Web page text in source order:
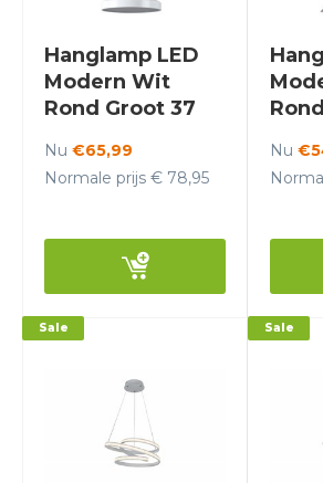
Hanglamp LED
Modern Wit
Rond Groot 37
Grado
Nu €65,99
Normale prijs € 78,95
Nu
Sale Sale